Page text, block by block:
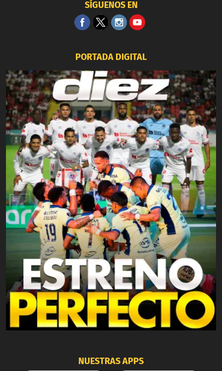
SÍGUENOS EN
PORTADA DIGITAL
NUESTRAS APPS